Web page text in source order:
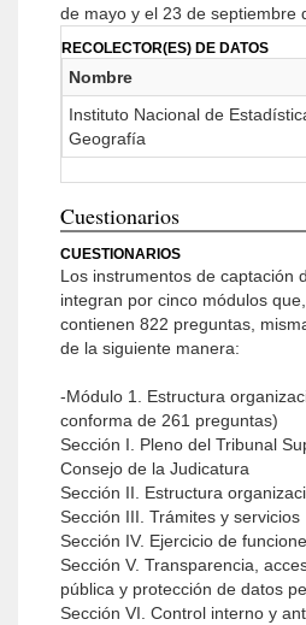
de mayo y el 23 de septiembre
RECOLECTOR(ES) DE DATOS
Nombre
Instituto Nacional de
Geografía
Cuestionarios
CUESTIONARIOS
Los instrumentos de captación
integran por cinco módulos
contienen 822 preguntas,
de la siguiente manera:
-Módulo 1. Estructura
conforma de 261 preguntas)
Sección I. Pleno del Tribunal
Consejo de la Judicatura
Sección II. Estructura
Sección III. Trámites y servicios
Sección IV. Ejercicio de
Sección V. Transparencia,
pública y protección de datos
Sección VI. Control interno y